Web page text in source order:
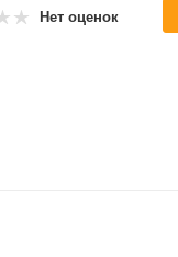
Нет оценок